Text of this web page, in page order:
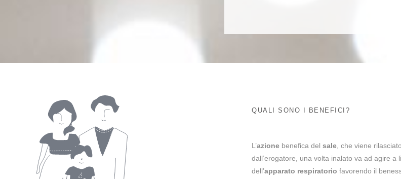
QUALI SONO I BENEFICI?
L’azione benefica del sale , che viene rilasciato
dall’erogatore, una volta inalato va ad agire a
dell’apparato respiratorio favorendo il